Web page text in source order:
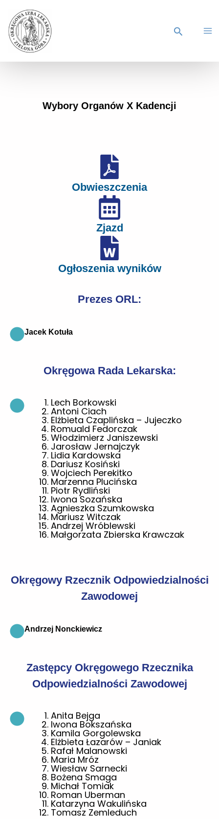
Wybory Organów X Kadencji
Obwieszczenia
Zjazd
Ogłoszenia wyników
Prezes ORL:
Jacek Kotuła
Okręgowa Rada Lekarska:
Lech Borkowski
Antoni Ciach
Elżbieta Czaplińska – Jujeczko
Romuald Fedorczak
Włodzimierz Janiszewski
Jarosław Jernajczyk
Lidia Kardowska
Dariusz Kosiński
Wojciech Perekitko
Marzenna Plucińska
Piotr Rydliński
Iwona Sozańska
Agnieszka Szumkowska
Mariusz Witczak
Andrzej Wróblewski
Małgorzata Zbierska Krawczak
Okręgowy Rzecznik Odpowiedzialności
Zawodowej
Andrzej Nonckiewicz
Zastępcy Okręgowego Rzecznika
Odpowiedzialności Zawodowej
Anita Bejga
Iwona Bokszańska
Kamila Gorgolewska
Elżbieta Łazarów – Janiak
Rafał Malanowski
Maria Mróz
Wiesław Sarnecki
Bożena Smaga
Michał Tomiak
Roman Uberman
Katarzyna Wakulińska
Tomasz Zemleduch